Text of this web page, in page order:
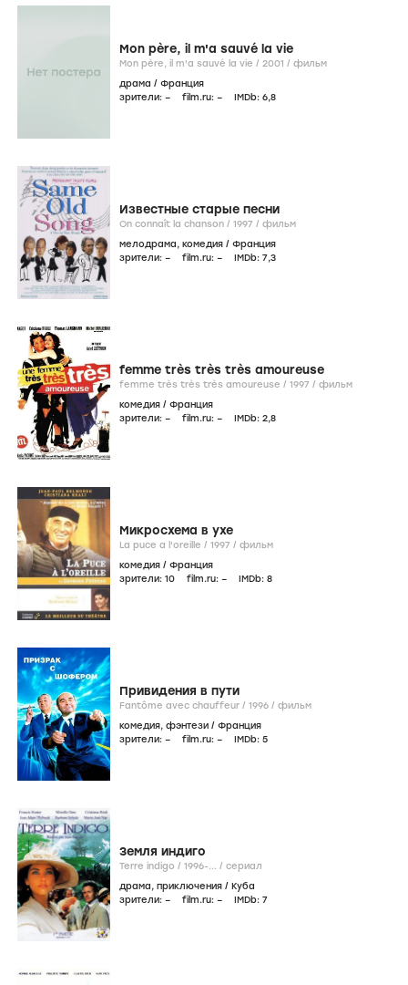
Mon père, il m'a sauvé la vie
Mon père, il m'a sauvé la vie / 2001 / фильм
драма / Франция
зрители: – film.ru: – IMDb: 6,8
Известные старые песни
On connaît la chanson / 1997 / фильм
мелодрама, комедия / Франция
зрители: – film.ru: – IMDb: 7,3
femme très très très amoureuse
femme très très très amoureuse / 1997 / фильм
комедия / Франция
зрители: – film.ru: – IMDb: 2,8
Микросхема в ухе
La puce a l'oreille / 1997 / фильм
комедия / Франция
зрители: 10 film.ru: – IMDb: 8
Привидения в пути
Fantôme avec chauffeur / 1996 / фильм
комедия, фэнтези / Франция
зрители: – film.ru: – IMDb: 5
Земля индиго
Terre indigo / 1996-... / сериал
драма, приключения / Куба
зрители: – film.ru: – IMDb: 7